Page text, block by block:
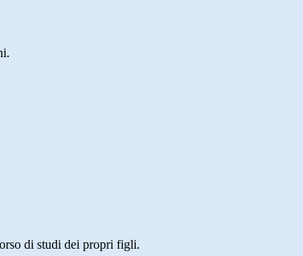
di studi dei propri figli.